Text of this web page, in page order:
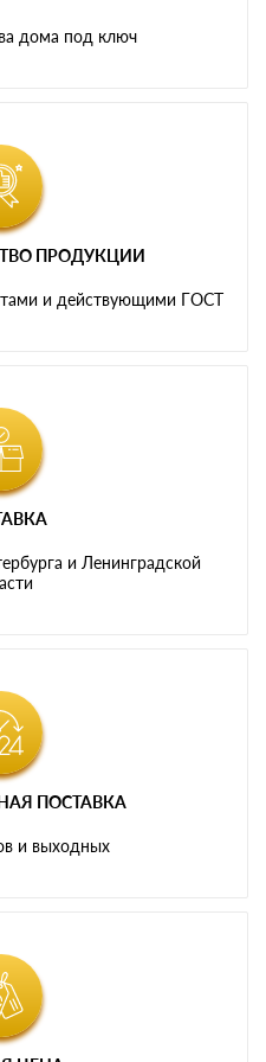
дома под ключ
ПРОДУКЦИИ
и действующими ГОСТ
и Ленинградской
ПОСТАВКА
и выходных